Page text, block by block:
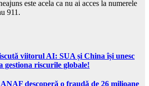
este acela ca nu ai acces la numerele
911.
viitorul AI: SUA și China își unesc
gestiona riscurile globale!
descoperă o fraudă de 26 milioane